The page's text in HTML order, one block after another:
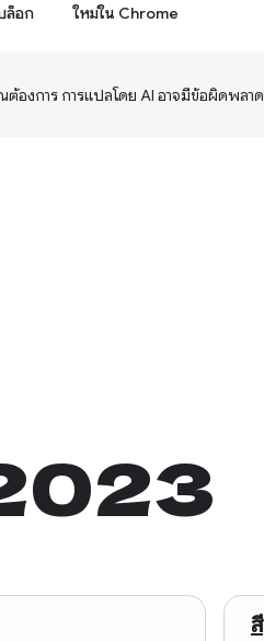
ล็อก ใหม่ใน Chrome
องการ การแปลโดย AI อาจมีข้อผิดพลาด
สี